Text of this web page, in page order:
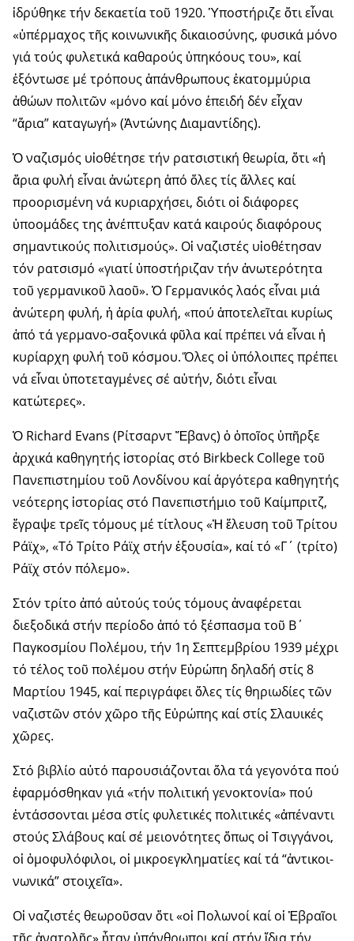
ἱδρύθηκε τήν δεκαετία τοῦ 1920. Ὑποστήριζε ὅτι εἶναι
«ὑπέρμαχος τῆς κοινω­νικῆς δικαιοσύνης, φυσικά μόνο
γιά τούς φυλετικά καθαρούς ὑπηκόους του», καί
ἐξόντωσε μέ τρόπους ἀπάνθρωπους ἑκατομμύρια
ἀθώων πολιτῶν «μόνο καί μόνο ἐπειδή δέν εἶχαν
“ἄρια” καταγωγή» (Ἀντώνης Διαμαντίδης).
Ὁ ναζισμός υἱοθέτησε τήν ρατσιστική θεωρία, ὅτι «ἡ
ἄρια φυλή εἶναι ἀνώτερη ἀπό ὅλες τίς ἄλλες καί
προορισμένη νά κυριαρχήσει, διότι οἱ διάφορες
ὑποομάδες της ἀνέπτυξαν κατά καιρούς διαφόρους
σημαντικούς πολιτισμούς». Οἱ ναζιστές υἱοθέτησαν
τόν ρατσισμό «γιατί ὑποστήριζαν τήν ἀνωτερότητα
τοῦ γερμανικοῦ λαοῦ». Ὁ Γερμανικός λαός εἶναι μιά
ἀνώτερη φυλή, ἡ ἀρία φυλή, «πού ἀποτελεῖται κυρίως
ἀπό τά γερμανο-σαξονικά φῦλα καί πρέπει νά εἶναι ἡ
κυρίαρχη φυλή τοῦ κόσμου. Ὅλες οἱ ὑπόλοιπες πρέπει
νά εἶναι ὑποτεταγμένες σέ αὐτήν, διότι εἶναι
κατώτερες».
Ὁ Richard Evans (Ρίτσαρντ Ἔβανς) ὁ ὁποῖος ὑπῆρξε
ἀρχικά καθη­γητής ἱστορίας στό Birkbeck College τοῦ
Πανεπιστημίου τοῦ Λονδίνου καί ἀργότερα καθηγητής
νεότερης ἱστορίας στό Πανεπιστήμιο τοῦ Καίμπριτζ,
ἔγραψε τρεῖς τόμους μέ τίτλους «Ἡ ἔλευση τοῦ Τρίτου
Ράϊχ», «Τό Τρίτο Ράϊχ στήν ἐξουσία», καί τό «Γ΄ (τρίτο)
Ράϊχ στόν πόλεμο».
Στόν τρίτο ἀπό αὐτούς τούς τόμους ἀναφέρεται
διεξοδικά στήν περίοδο ἀπό τό ξέσπασμα τοῦ Β΄
Παγκοσμίου Πολέμου, τήν 1η Σεπτεμβρίου 1939 μέχρι
τό τέλος τοῦ πολέμου στήν Εὐρώπη δηλαδή στίς 8
Μαρτίου 1945, καί περιγράφει ὅλες τίς θηριωδίες τῶν
ναζιστῶν στόν χῶρο τῆς Εὐρώπης καί στίς Σλαυικές
χῶρες.
Στό βιβλίο αὐτό παρουσιάζονται ὅλα τά γεγονότα πού
ἐφαρμόσθηκαν γιά «τήν πολιτική γενοκτονία» πού
ἐντάσσονται μέσα στίς φυλετικές πο­λιτικές «ἀπέναντι
στούς Σλάβους καί σέ μειονότητες ὅπως οἱ Τσιγγάνοι,
οἱ ὁμοφυλόφιλοι, οἱ μικροεγκληματίες καί τά “ἀντι­κοι­
νω­νικά” στοι­χεῖα».
Οἱ ναζιστές θεωροῦσαν ὅτι «οἱ Πολωνοί καί οἱ Ἑβραῖοι